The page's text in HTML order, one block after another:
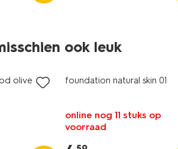
ook leuk
olive
vegan
foundation natural skin 01
online nog 11 stuks op
voorraad